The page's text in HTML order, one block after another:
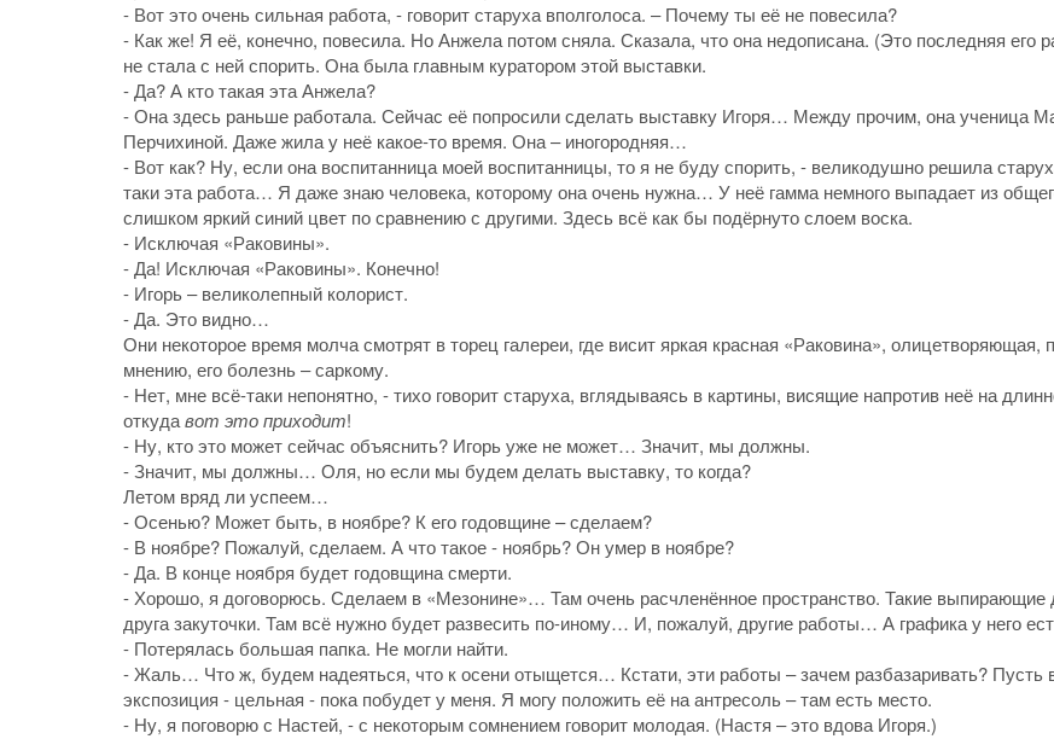
- Вот это очень сильная работа, - говорит старуха вполголоса. – Почему ты её не повесила?
- Как же! Я её, конечно, повесила. Но Анжела потом сняла. Сказала, что она недописана. (Это последняя его
не стала с ней спорить. Она была главным куратором этой выставки.
- Да? А кто такая эта Анжела?
- Она здесь раньше работала. Сейчас её попросили сделать выставку Игоря… Между прочим, она ученица
Перчихиной. Даже жила у неё какое-то время. Она – иногородняя…
- Вот как? Ну, если она воспитанница моей воспитанницы, то я не буду спорить, - великодушно решила
таки эта работа… Я даже знаю человека, которому она очень нужна… У неё гамма немного выпадает из
слишком яркий синий цвет по сравнению с другими. Здесь всё как бы подёрнуто слоем воска.
- Исключая «Раковины».
- Да! Исключая «Раковины». Конечно!
- Игорь – великолепный колорист.
- Да. Это видно…
Они некоторое время молча смотрят в торец галереи, где висит яркая красная «Раковина», олицетворяющая,
мнению, его болезнь – саркому.
- Нет, мне всё-таки непонятно, - тихо говорит старуха, вглядываясь в картины, висящие напротив неё на
откудавот это приходит!
- Ну, кто это может сейчас объяснить? Игорь уже не может… Значит, мы должны.
- Значит, мы должны… Оля, но если мы будем делать выставку, то когда?
Летом вряд ли успеем…
- Осенью? Может быть, в ноябре? К его годовщине – сделаем?
- В ноябре? Пожалуй, сделаем. А что такое - ноябрь? Он умер в ноябре?
- Да. В конце ноября будет годовщина смерти.
- Хорошо, я договорюсь. Сделаем в «Мезонине»… Там очень расчленённое пространство. Такие выпирающие
друга закуточки. Там всё нужно будет развесить по-иному… И, пожалуй, другие работы… А графика у него
- Потерялась большая папка. Не могли найти.
- Жаль… Что ж, будем надеяться, что к осени отыщется… Кстати, эти работы – зачем разбазаривать? Пусть
экспозиция - цельная - пока побудет у меня. Я могу положить её на антресоль – там есть место.
- Ну, я поговорю с Настей, - с некоторым сомнением говорит молодая. (Настя – это вдова Игоря.)